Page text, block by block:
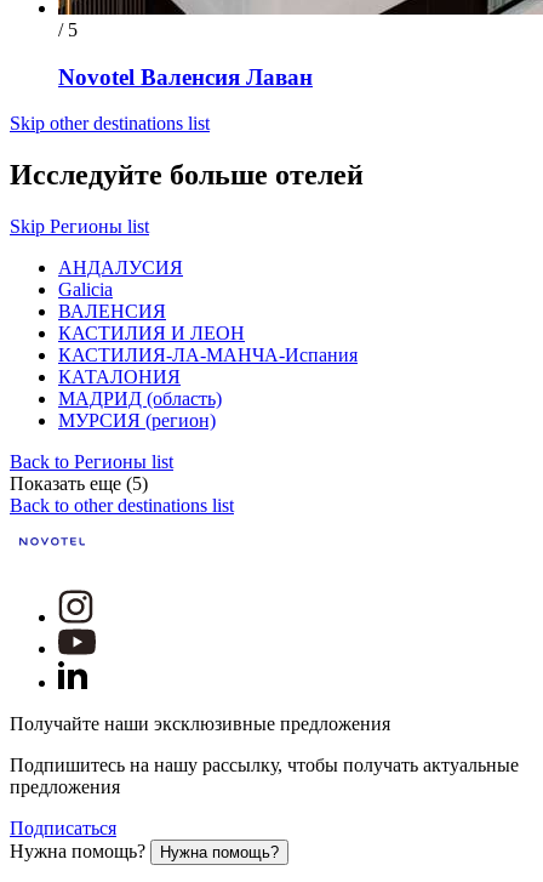
/ 5
Novotel Валенсия Лаван
Skip other destinations list
Исследуйте больше отелей
Skip Регионы list
AНДАЛУСИЯ
Galicia
ВАЛЕНСИЯ
КАСТИЛИЯ И ЛЕОН
КАСТИЛИЯ-ЛА-МАНЧА-Испания
КАТАЛОНИЯ
МАДРИД (область)
МУРСИЯ (регион)
Back to Регионы list
Показать еще (5)
Back to other destinations list
Получайте наши эксклюзивные предложения
Подпишитесь на нашу рассылку, чтобы получать актуальные
предложения
Подписаться
Нужна помощь?
Нужна помощь?